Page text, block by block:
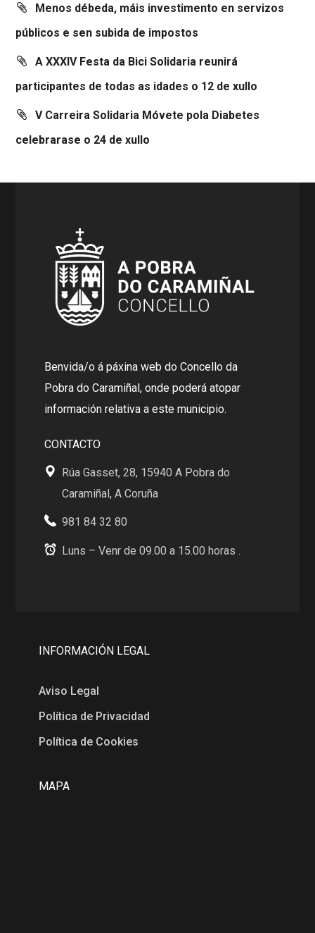
Menos débeda, máis investimento en servizos
públicos e sen subida de impostos
A XXXIV Festa da Bici Solidaria reunirá
participantes de todas as idades o 12 de xullo
V Carreira Solidaria Móvete pola Diabetes
celebrarase o 24 de xullo
Benvida/o á páxina web do Concello da
Pobra do Caramiñal, onde poderá atopar
información relativa a este municipio.
CONTACTO
Rúa Gasset, 28, 15940 A Pobra do
Caramiñal, A Coruña
981 84 32 80
Luns – Venr de 09.00 a 15.00 horas .
INFORMACIÓN LEGAL
Aviso Legal
Política de Privacidad
Política de Cookies
MAPA